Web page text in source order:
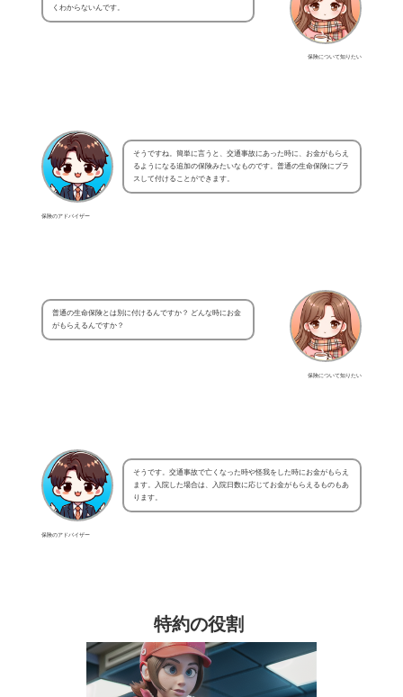
保険について知りたい
くわからないんです。
保険のアドバイザー
そうですね。簡単に言うと、交通事故にあった時に、お金がもらえ
るようになる追加の保険みたいなものです。普通の生命保険にプラ
スして付けることができます。
保険について知りたい
普通の生命保険とは別に付けるんですか？ どんな時にお金
がもらえるんですか？
保険のアドバイザー
そうです。交通事故で亡くなった時や怪我をした時にお金がもらえ
ます。入院した場合は、入院日数に応じてお金がもらえるものもあ
ります。
特約の役割